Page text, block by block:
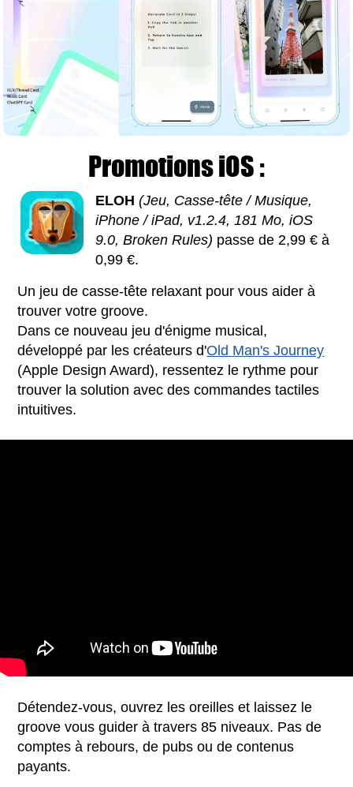
Promotions iOS :
ELOH (Jeu, Casse-tête / Musique,
iPhone / iPad, v1.2.4, 181 Mo, iOS
9.0, Broken Rules) passe de 2,99 € à
0,99 €.
Un jeu de casse-tête relaxant pour vous aider à
trouver votre groove.
Dans ce nouveau jeu d'énigme musical,
développé par les créateurs d'Old Man's Journey
(Apple Design Award), ressentez le rythme pour
trouver la solution avec des commandes tactiles
intuitives.
Détendez-vous, ouvrez les oreilles et laissez le
groove vous guider à travers 85 niveaux. Pas de
comptes à rebours, de pubs ou de contenus
payants.